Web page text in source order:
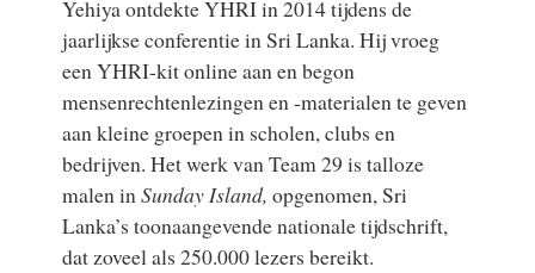
Yehiya ontdekte YHRI in 2014 tijdens de
jaarlijkse conferentie in Sri Lanka. Hij vroeg
een YHRI-kit online aan en begon
mensenrechtenlezingen en -materialen te geven
aan kleine groepen in scholen, clubs en
bedrijven. Het werk van Team 29 is talloze
malen inSunday Island, opgenomen, Sri
Lanka’s toonaangevende nationale tijdschrift,
dat zoveel als 250.000 lezers bereikt.